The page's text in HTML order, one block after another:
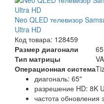
Neo QLED телевизор
Ultra HD
Код товара: 128459
Размер диагонали
Тип матрицы
VA
Операционная система
диагональ: 65"
разрешение HD: 8K
частота обновления